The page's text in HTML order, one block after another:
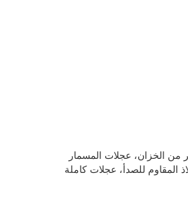
من الخزان، عجلات المسمار
المقاوم للصدأ، عجلات كاملة